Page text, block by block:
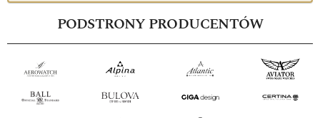
PODSTRONY PRODUCENTÓW